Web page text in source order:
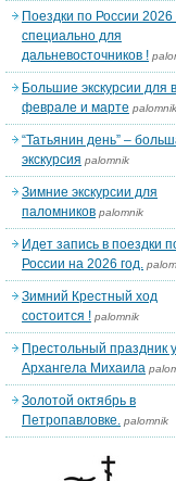
Поездки по России 2026
специально для
дальневосточников !
Большие экскурсии для
феврале и марте palomnik
“Татьянин день” –
экскурсия palomnik
Зимние экскурсии для
паломников palomnik
Идет запись в поездки
России на 2026 год.
Зимний Крестный ход
состоится ! palomnik
Престольный праздник у
Архангела Михаила
Золотой октябрь в
Петропавловке. palomnik